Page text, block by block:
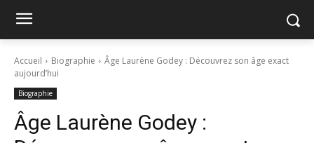
Accueil Biographie
Âge Laurène Godey : Découvrez son âge exact
aujourd’hui
Biographie
Âge Laurène Godey :